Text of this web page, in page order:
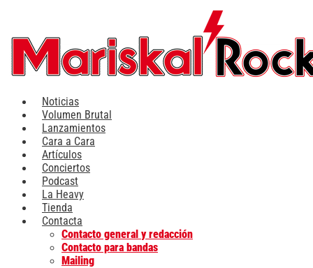
contenido
Noticias
Volumen Brutal
Lanzamientos
Cara a Cara
Artículos
Conciertos
Podcast
La Heavy
Tienda
Contacta
Contacto general y redacción
Contacto para bandas
Mailing